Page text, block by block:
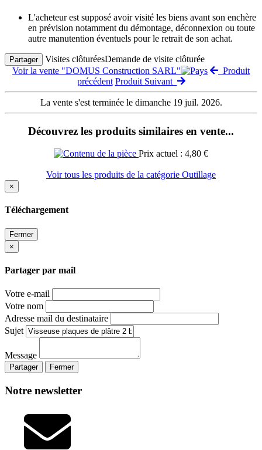
L'acheteur est supposé avoir visité les biens avant son enchère
en prévision notamment du démontage, déconnexion ou toute
autre manutention éventuels pour le retrait de son achat.
Partager Visites clôturéesDemande de visite clôturée
Voir la vente "DOMUS Construction SARL"
Produit
précédent Produit Suivant
La vente s'est terminée le dimanche 19 juil. 2026.
Découvrez les produits similaires en vente...
Prix actuel : 4,80 €
Voir tous les produits de la catégorie Outillage
×
Téléchargement
Fermer
×
Partager par mail
Votre e-mail
Votre nom
Adresse mail du destinataire
Sujet
Message
Partager Fermer
Notre newsletter